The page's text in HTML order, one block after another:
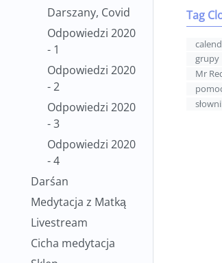
Darszany, Covid
Odpowiedzi 2020
- 1
Odpowiedzi 2020
- 2
Odpowiedzi 2020
- 3
Odpowiedzi 2020
- 4
Darśan
Medytacja z Matką
Livestream
Cicha medytacja
Tag
grupy
Mr